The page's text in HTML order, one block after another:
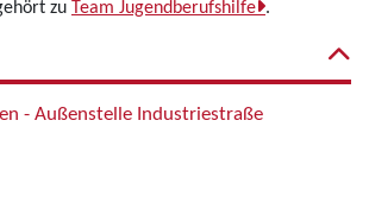
zu Team Jugendberufshilfe .
- Außenstelle Industriestraße